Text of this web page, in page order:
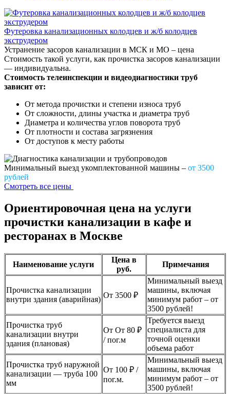
Футеровка канализационных колодцев и ж/б колодцев
экструдером
Устранение засоров канализации в МСК и МО – цена
Стоимость такой услуги, как прочистка засоров канализации
— индивидуальна.
Стоимость телеинспекции и видеодиагностики труб
зависит от:
От метода прочистки и степени износа труб
От сложности, длины участка и диаметра труб
Диаметра и количества углов поворота труб
От плотности и состава загрязнения
От доступов к месту работы
Минимальный выезд укомплектованной машины – от 3500
рублей
Смотреть все цены
Ориентировочная цена на услуги
прочистки канализации в кафе и
ресторанах в Москве
Наименование услуги
Цена в
руб.
Примечания
Прочистка канализации
внутри здания (аварийная) От 3500 ₽
Минимальный выезд
машины, включая
минимум работ – от
3500 рублей!
Прочистка труб
канализации внутри
здания (плановая)
От От 80 ₽
/ пог.м
Требуется выезд
специалиста для
точной оценки
объема работ
Прочистка труб наружной
канализации — труба 100
мм
От 100 ₽ /
пог.м.
Минимальный выезд
машины, включая
минимум работ – от
3500 рублей!